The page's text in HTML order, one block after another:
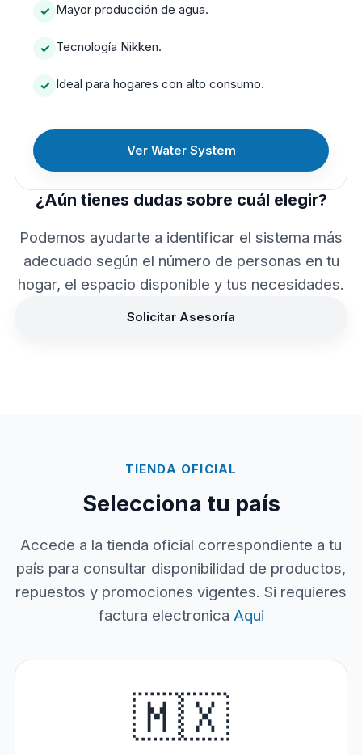
Mayor producción de agua.
Tecnología Nikken.
Ideal para hogares con alto consumo.
Ver Water System
¿Aún tienes dudas sobre cuál elegir?
Podemos ayudarte a identificar el sistema más
adecuado según el número de personas en tu
hogar, el espacio disponible y tus necesidades.
Solicitar Asesoría
TIENDA OFICIAL
Selecciona tu país
Accede a la tienda oficial correspondiente a tu
país para consultar disponibilidad de productos,
repuestos y promociones vigentes. Si requieres
factura electronica Aqui
🇲🇽